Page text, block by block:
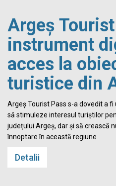
Argeș
instrument
acces la
turistice din
Argeș Tourist Pass s-a dovedit a
să stimuleze interesul turiștilor
județului Argeș, dar și să crească
înnoptare în această regiune
Detalii